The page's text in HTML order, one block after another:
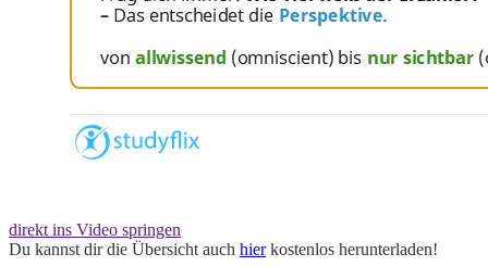
direkt ins Video springen
Du kannst dir die Übersicht auch hierkostenlos herunterladen!